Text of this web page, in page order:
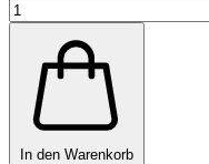
In den Warenkorb